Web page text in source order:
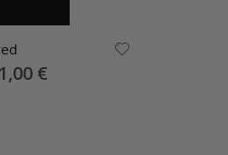
€